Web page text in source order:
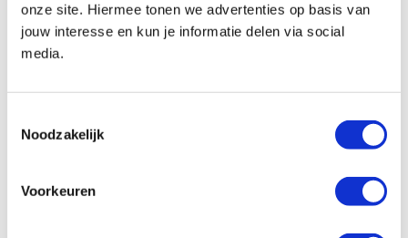
onze site. Hiermee tonen we advertenties op basis van
jouw interesse en kun je informatie delen via social
media.
Noodzakelijk
Voorkeuren